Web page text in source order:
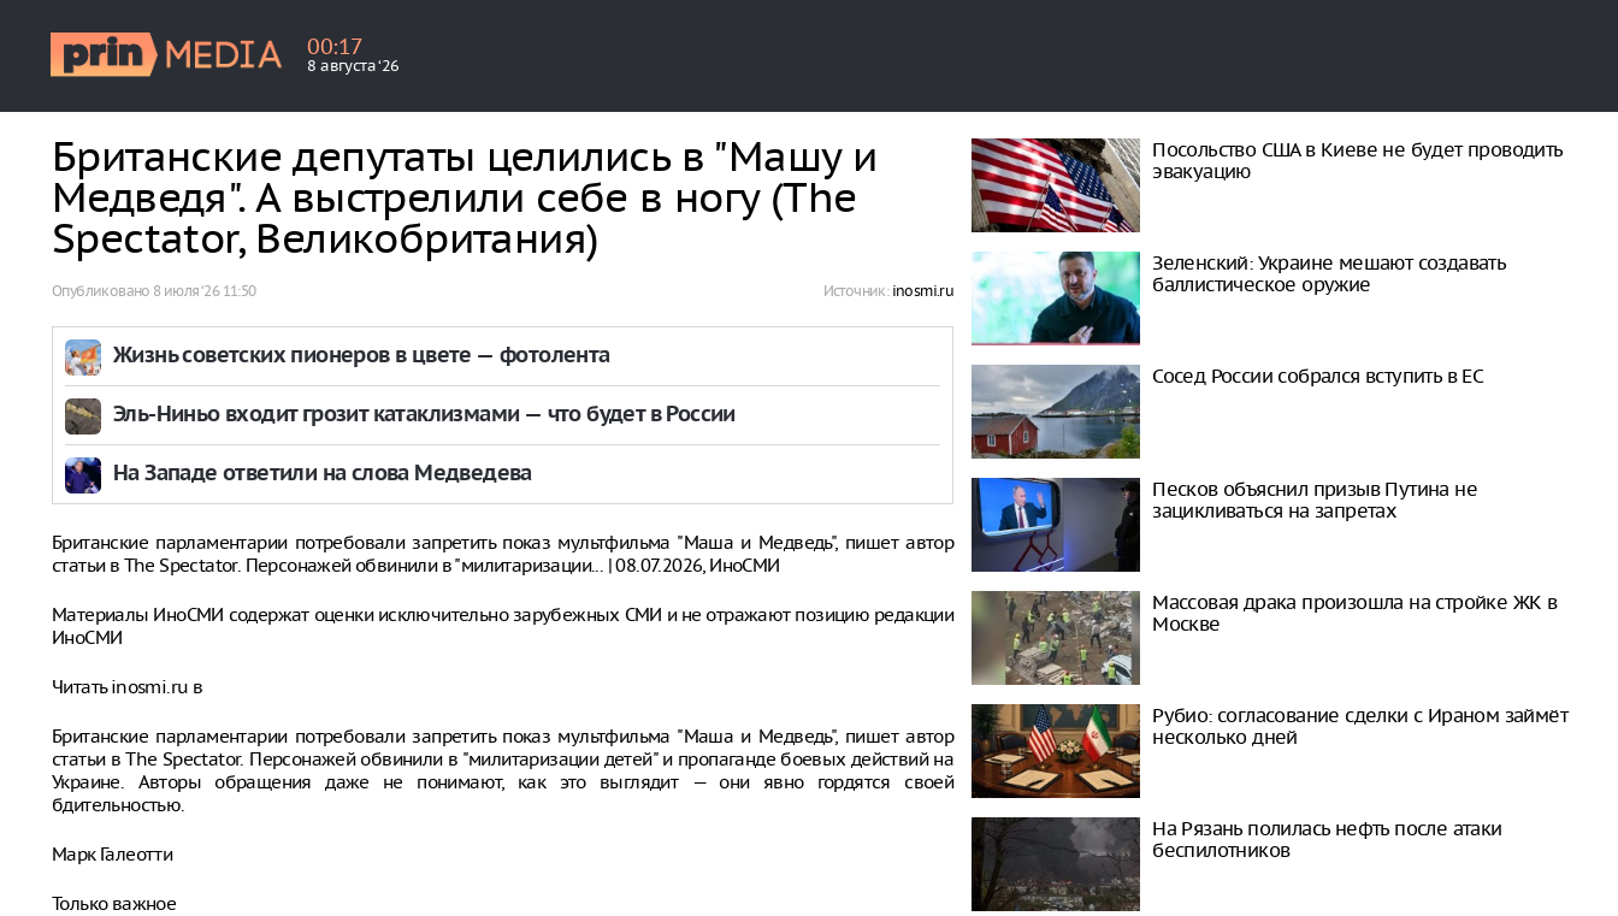
00:17
8 августа ‘26
Британские депутаты целились в "Машу и
Медведя". А выстрелили себе в ногу (The
Spectator, Великобритания)
Опубликовано 8 июля ‘26 11:50 Источник: inosmi.ru
Жизнь советских пионеров в цвете — фотолента
Эль-Ниньо входит грозит катаклизмами — что будет в России
На Западе ответили на слова Медведева
Британские парламентарии потребовали запретить показ мультфильма "Маша и Медведь", пишет автор
статьи в The Spectator. Персонажей обвинили в "милитаризации... | 08.07.2026, ИноСМИ
Материалы ИноСМИ содержат оценки исключительно зарубежных СМИ и не отражают позицию редакции
ИноСМИ
Читать inosmi.ru в
Британские парламентарии потребовали запретить показ мультфильма "Маша и Медведь", пишет автор
статьи в The Spectator. Персонажей обвинили в "милитаризации детей" и пропаганде боевых действий на
Украине. Авторы обращения даже не понимают, как это выглядит — они явно гордятся своей
бдительностью.
Марк Галеотти
Только важное
Посольство США в Киеве не будет проводить
эвакуацию
Зеленский: Украине мешают создавать
баллистическое оружие
Сосед России собрался вступить в ЕС
Песков объяснил призыв Путина не
зацикливаться на запретах
Массовая драка произошла на стройке ЖК в
Москве
Рубио: согласование сделки с Ираном займёт
несколько дней
На Рязань полилась нефть после атаки
беспилотников